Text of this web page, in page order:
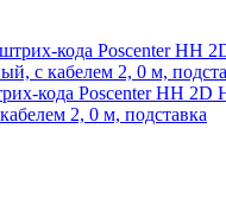
кода Poscenter HH 2D
2, 0 м, подставка